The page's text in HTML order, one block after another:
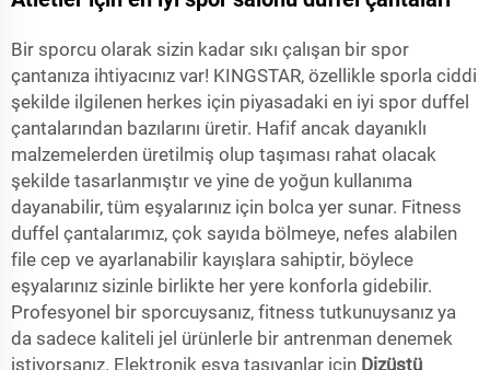
Bir sporcu olarak sizin kadar sıkı çalışan bir spor
çantanıza ihtiyacınız var! KINGSTAR, özellikle sporla ciddi
şekilde ilgilenen herkes için piyasadaki en iyi spor duffel
çantalarından bazılarını üretir. Hafif ancak dayanıklı
malzemelerden üretilmiş olup taşıması rahat olacak
şekilde tasarlanmıştır ve yine de yoğun kullanıma
dayanabilir, tüm eşyalarınız için bolca yer sunar. Fitness
duffel çantalarımız, çok sayıda bölmeye, nefes alabilen
file cep ve ayarlanabilir kayışlara sahiptir, böylece
eşyalarınız sizinle birlikte her yere konforla gidebilir.
Profesyonel bir sporcuysanız, fitness tutkunuysanız ya
da sadece kaliteli jel ürünlerle bir antrenman denemek
istiyorsanız. Elektronik eşya taşıyanlar için Dizüstü